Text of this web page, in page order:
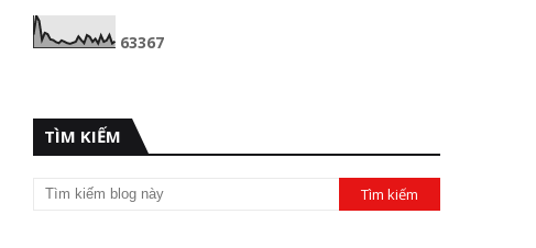
63367
TÌM KIẾM